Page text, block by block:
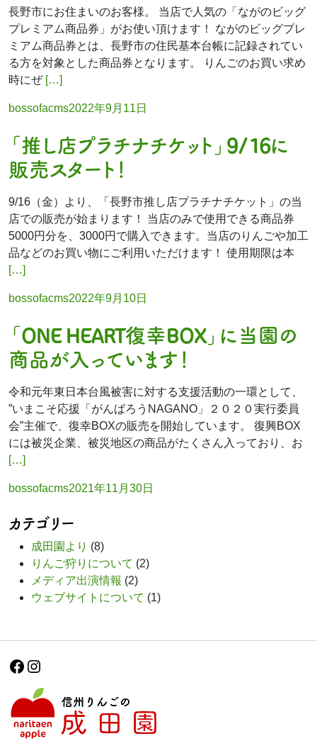
長野市にお住まいのお客様。 当店で人気の「ながのビッグ
プレミアム商品券」がお使い頂けます！ ながのビッグプレ
ミアム商品券とは、長野市の住民基本台帳に記録されてい
る方を対象とした商品券となります。 りんごのお買い求め
時にぜ[…]
Posted
bossofacms2022年9月11日
「推し店プラチナチケット」9/16に
販売スタート！
9/16（金）より、「長野市推し店プラチナチケット」の当
店での販売が始まります！ 当店のみで使用できる商品券
5000円分を、3000円で購入できます。当店のりんごや加工
品などのお買い物にご利用いただけます！ 使用期限は本
[…]
Posted
bossofacms2022年9月10日
「ONE HEART復幸BOX」に当園の
商品が入っています！
令和元年東日本台風被害に対する支援活動の一環として、
”いまこそ応援「がんばろうNAGANO」２０２０実行委員
会”主催で、復幸BOXの販売を開始しています。 復興BOX
には被災企業、被災地区の商品がたくさん入っており、お
[…]
Posted
bossofacms2021年11月30日
カテゴリー
成田園より (8)
りんご狩りについて (2)
メディア出演情報 (2)
ウェブサイトについて (1)
Facebook
Instagram